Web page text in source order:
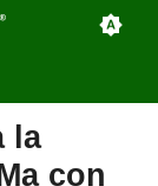
la
con